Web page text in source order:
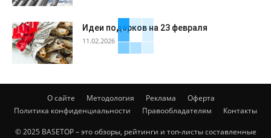
Идеи подарков на 23 февраля
11.02.2026
О сайте Методология Реклама
Оферта
Политика конфиденциальности
Правообладателям Контакты
© 2025 BASETOP – это обзоры, рейтинги и топ-листы составленные